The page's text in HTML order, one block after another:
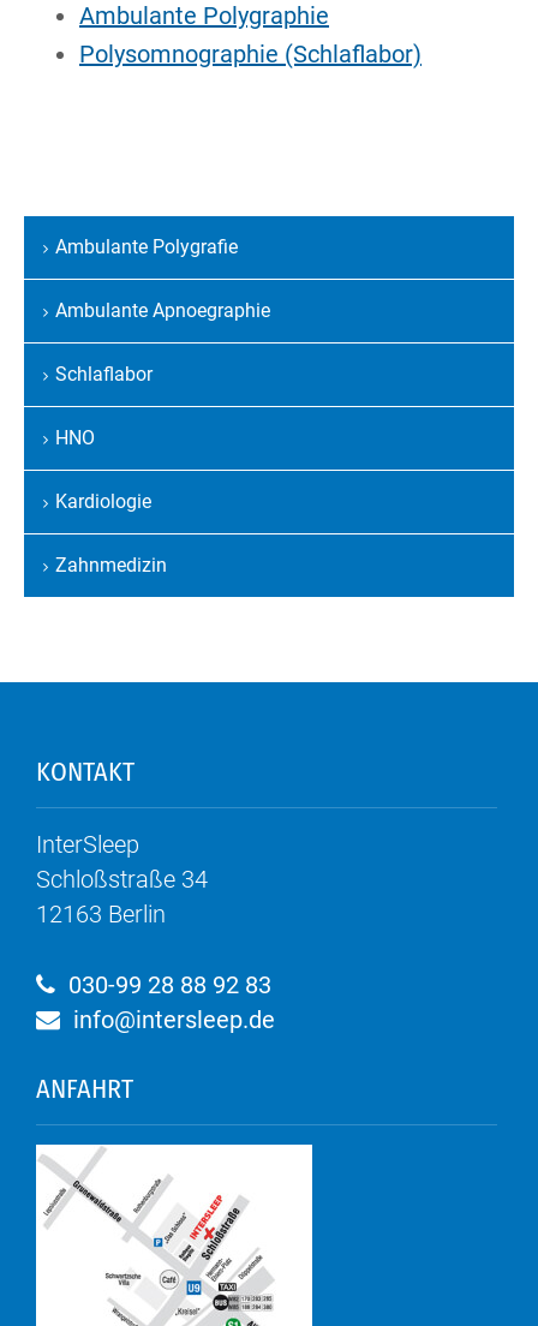
Ambulante Polygraphie
Polysomnographie (Schlaflabor)
überspringen
Ambulante Polygrafie
Ambulante Apnoegraphie
Schlaflabor
HNO
Kardiologie
Zahnmedizin
KONTAKT
InterSleep
Schloßstraße 34
12163 Berlin
030-99 28 88 92 83
info@intersleep.de
ANFAHRT